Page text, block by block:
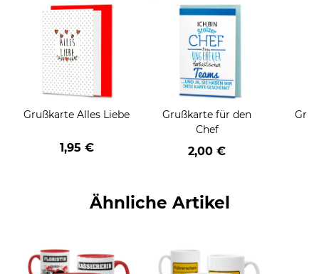
Grußkarte Alles Liebe
1,95 €
Grußkarte für den
Chef
2,00 €
Ähnliche Artikel